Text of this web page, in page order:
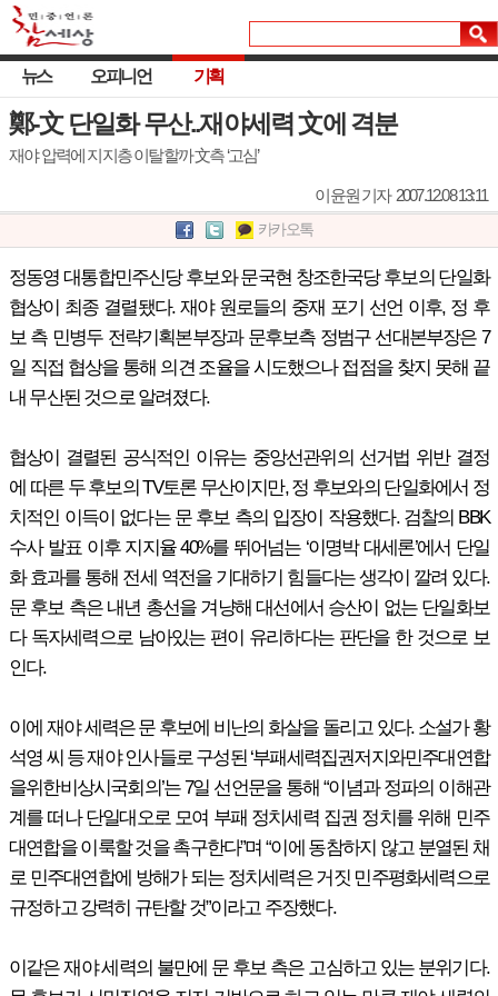
뉴스 오피니언 기획
鄭-文 단일화 무산..재야세력 文에 격분
재야 압력에 지지층 이탈할까 文측 ‘고심’
이윤원 기자 2007.12.08 13:11
카카오톡
정동영 대통합민주신당 후보와 문국현 창조한국당 후보의 단일화
협상이 최종 결렬됐다. 재야 원로들의 중재 포기 선언 이후, 정 후
보 측 민병두 전략기획본부장과 문후보측 정범구 선대본부장은 7
일 직접 협상을 통해 의견 조율을 시도했으나 접점을 찾지 못해 끝
내 무산된 것으로 알려졌다.
협상이 결렬된 공식적인 이유는 중앙선관위의 선거법 위반 결정
에 따른 두 후보의 TV토론 무산이지만, 정 후보와의 단일화에서 정
치적인 이득이 없다는 문 후보 측의 입장이 작용했다. 검찰의 BBK
수사 발표 이후 지지율 40%를 뛰어넘는 ‘이명박 대세론’에서 단일
화 효과를 통해 전세 역전을 기대하기 힘들다는 생각이 깔려 있다.
문 후보 측은 내년 총선을 겨냥해 대선에서 승산이 없는 단일화보
다 독자세력으로 남아있는 편이 유리하다는 판단을 한 것으로 보
인다.
이에 재야 세력은 문 후보에 비난의 화살을 돌리고 있다. 소설가 황
석영 씨 등 재야 인사들로 구성된 ‘부패세력집권저지와민주대연합
을위한비상시국회의’는 7일 선언문을 통해 “이념과 정파의 이해관
계를 떠나 단일대오로 모여 부패 정치세력 집권 정치를 위해 민주
대연합을 이룩할 것을 촉구한다”며 “이에 동참하지 않고 분열된 채
로 민주대연합에 방해가 되는 정치세력은 거짓 민주평화세력으로
규정하고 강력히 규탄할 것”이라고 주장했다.
이같은 재야 세력의 불만에 문 후보 측은 고심하고 있는 분위기다.